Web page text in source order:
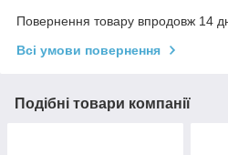
Повернення товару впродовж 14
Всі умови повернення
Подібні товари компанії